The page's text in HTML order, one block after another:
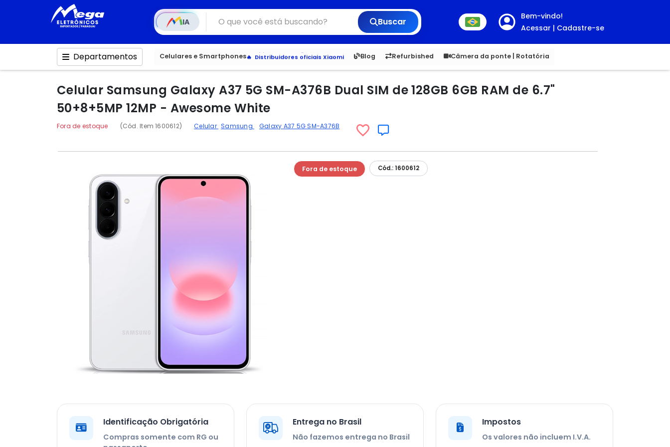
IA Buscar
Bem-vindo!
Acessar | Cadastre-se
Departamentos Celulares e Smartphones
Veja os Lançamentos
Distribuidores oficiais Xiaomi
Blog Refurbished Câmera da ponte | Rotatória
6,050 5.20 1,900 1.00
Celular Samsung Galaxy A37 5G SM-A376B Dual SIM de 128GB 6GB RAM de 6.7"
50+8+5MP 12MP - Awesome White
Fora de estoque (Cód. Item 1600612) Celular Samsung Galaxy A37 5G SM-A376B
Fora de estoque Cód.: 1600612
Identificação Obrigatória
Compras somente com RG ou
Entrega no Brasil
Não fazemos entrega no Brasil
Impostos
Os valores não incluem I.V.A.